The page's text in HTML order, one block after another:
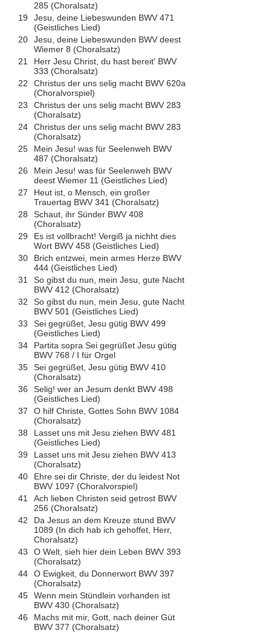
285 (Choralsatz)
19
Jesu, deine Liebeswunden BWV 471
(Geistliches Lied)
20
Jesu, deine Liebeswunden BWV deest
Wiemer 8 (Choralsatz)
21
Herr Jesu Christ, du hast bereit' BWV
333 (Choralsatz)
22
Christus der uns selig macht BWV 620a
(Choralvorspiel)
23
Christus der uns selig macht BWV 283
(Choralsatz)
24
Christus der uns selig macht BWV 283
(Choralsatz)
25
Mein Jesu! was für Seelenweh BWV
487 (Choralsatz)
26
Mein Jesu! was für Seelenweh BWV
deest Wiemer 11 (Geistliches Lied)
27
Heut ist, o Mensch, ein großer
Trauertag BWV 341 (Choralsatz)
28
Schaut, ihr Sünder BWV 408
(Choralsatz)
29
Es ist vollbracht! Vergiß ja nichht dies
Wort BWV 458 (Geistliches Lied)
30
Brich entzwei, mein armes Herze BWV
444 (Geistliches Lied)
31
So gibst du nun, mein Jesu, gute Nacht
BWV 412 (Choralsatz)
32
So gibst du nun, mein Jesu, gute Nacht
BWV 501 (Geistliches Lied)
33
Sei gegrüßet, Jesu gütig BWV 499
(Geistliches Lied)
34
Partita sopra Sei gegrüßet Jesu gütig
BWV 768 / I für Orgel
35
Sei gegrüßet, Jesu gütig BWV 410
(Choralsatz)
36
Selig! wer an Jesum denkt BWV 498
(Geistliches Lied)
37
O hilf Christe, Gottes Sohn BWV 1084
(Choralsatz)
38
Lasset uns mit Jesu ziehen BWV 481
(Geistliches Lied)
39
Lasset uns mit Jesu ziehen BWV 413
(Choralsatz)
40
Ehre sei dir Christe, der du leidest Not
BWV 1097 (Choralvorspiel)
41
Ach lieben Christen seid getrost BWV
256 (Choralsatz)
42
Da Jesus an dem Kreuze stund BWV
1089 (In dich hab ich gehoffet, Herr,
Choralsatz)
43
O Welt, sieh hier dein Leben BWV 393
(Choralsatz)
44
O Ewigkeit, du Donnerwort BWV 397
(Choralsatz)
45
Wenn mein Stündlein vorhanden ist
BWV 430 (Choralsatz)
46
Machs mit mir, Gott, nach deiner Güt
BWV 377 (Choralsatz)